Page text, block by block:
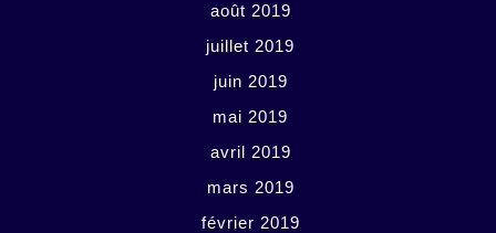
août 2019
juillet 2019
juin 2019
mai 2019
avril 2019
mars 2019
février 2019